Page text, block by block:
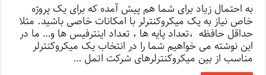
به احتمال زیاد برای شما هم پیش آمده که برای یک پروژه
خاص نیاز به یک میکروکنترلر با امکانات خاصی باشید. مثلا
حداقل حافظه ،تعداد پایه ها ، تعداد اینترفیس ها و… ما در
این نوشته می خواهیم شما را در انتخاب یک میکروکنترلر
مناسب از بین میکروکنترلرهای شرکت اتمل …